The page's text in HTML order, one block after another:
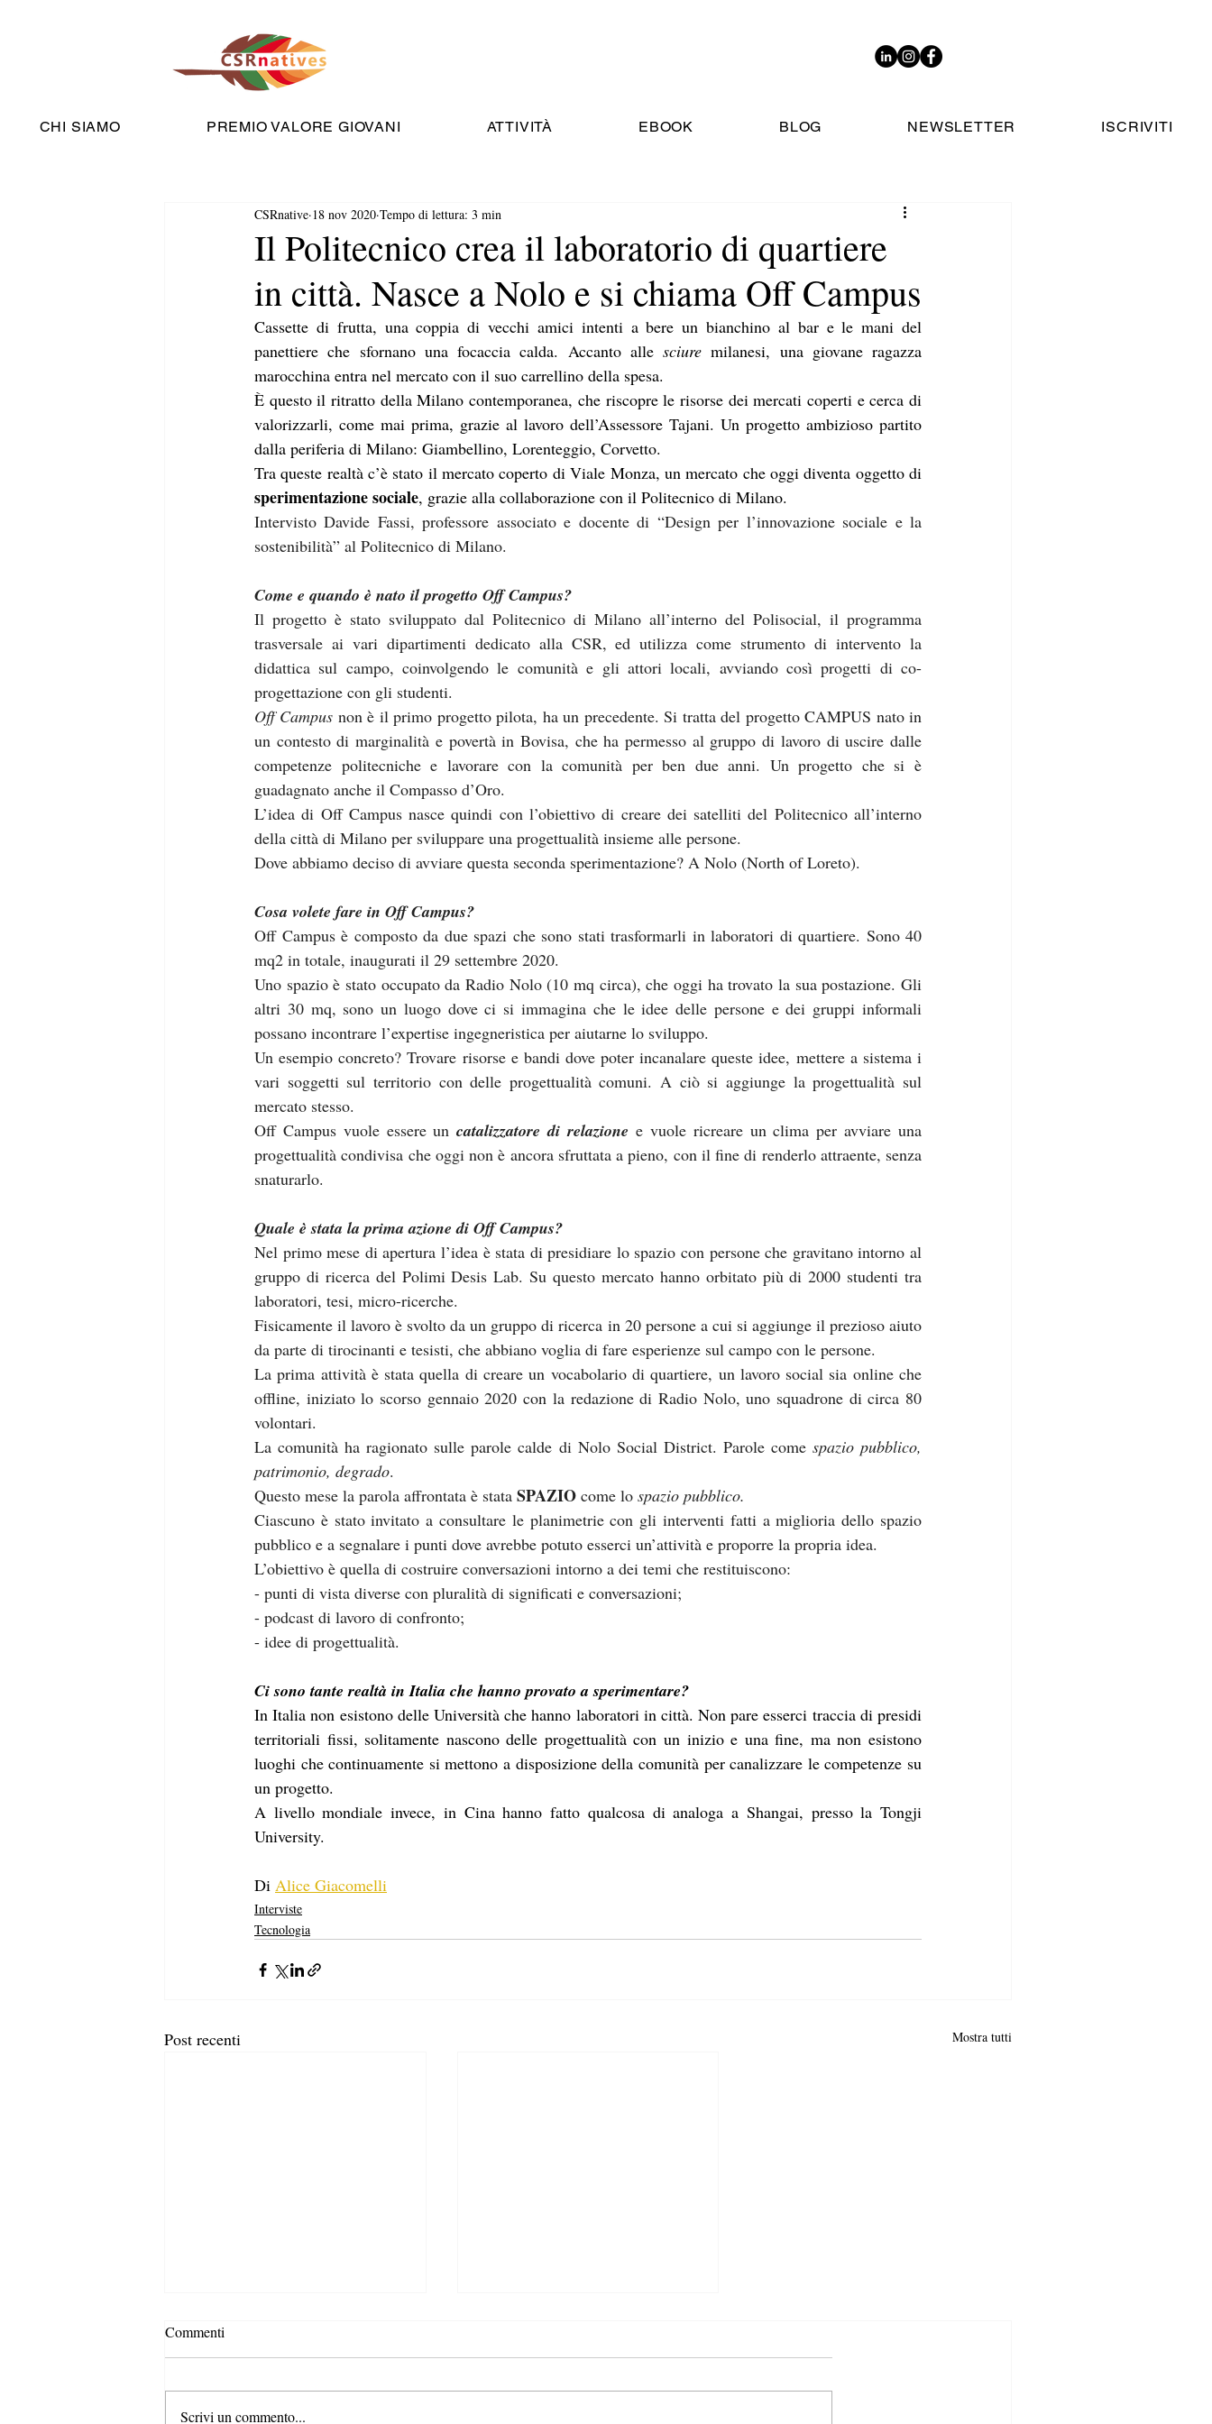
CHI SIAMO PREMIO VALORE GIOVANI ATTIVITÀ EBOOK BLOG NEWSLETTER ISCRIVITI
Il Politecnico crea il laboratorio di quartiere
in città. Nasce a Nolo e si chiama Off Campus
CSRnative 18 nov 2020 Tempo di lettura: 3 min
Cassette di frutta, una coppia di vecchi amici intenti a bere un bianchino al bar e le mani del
panettiere che sfornano una focaccia calda. Accanto alle sciure milanesi, una giovane ragazza
marocchina entra nel mercato con il suo carrellino della spesa.
È questo il ritratto della Milano contemporanea, che riscopre le risorse dei mercati coperti e cerca di
valorizzarli, come mai prima, grazie al lavoro dell’Assessore Tajani. Un progetto ambizioso partito
dalla periferia di Milano: Giambellino, Lorenteggio, Corvetto.
sperimentazione sociale, grazie alla collaborazione con il Politecnico di Milano.
Intervisto Davide Fassi, professore associato e docente di “Design per l’innovazione sociale e la
sostenibilità” al Politecnico di Milano.
Come e quando è nato il progetto Off Campus?
Il progetto è stato sviluppato dal Politecnico di Milano all’interno del Polisocial, il programma
trasversale ai vari dipartimenti dedicato alla CSR, ed utilizza come strumento di intervento la
didattica sul campo, coinvolgendo le comunità e gli attori locali, avviando così progetti di co-
progettazione con gli studenti.
Off Campus non è il primo progetto pilota, ha un precedente. Si tratta del progetto CAMPUS nato in
un contesto di marginalità e povertà in Bovisa, che ha permesso al gruppo di lavoro di uscire dalle
competenze politecniche e lavorare con la comunità per ben due anni. Un progetto che si è
guadagnato anche il Compasso d’Oro.
L’idea di Off Campus nasce quindi con l’obiettivo di creare dei satelliti del Politecnico all’interno
della città di Milano per sviluppare una progettualità insieme alle persone.
Dove abbiamo deciso di avviare questa seconda sperimentazione? A Nolo (North of Loreto).
Cosa volete fare in Off Campus?
Off Campus è composto da due spazi che sono stati trasformarli in laboratori di quartiere. Sono 40
mq2 in totale, inaugurati il 29 settembre 2020.
Uno spazio è stato occupato da Radio Nolo (10 mq circa), che oggi ha trovato la sua postazione. Gli
altri 30 mq, sono un luogo dove ci si immagina che le idee delle persone e dei gruppi informali
possano incontrare l’expertise ingegneristica per aiutarne lo sviluppo.
Un esempio concreto? Trovare risorse e bandi dove poter incanalare queste idee, mettere a sistema i
vari soggetti sul territorio con delle progettualità comuni. A ciò si aggiunge la progettualità sul
mercato stesso.
Off Campus vuole essere un catalizzatore di relazione e vuole ricreare un clima per avviare una
progettualità condivisa che oggi non è ancora sfruttata a pieno, con il fine di renderlo attraente, senza
snaturarlo.
Quale è stata la prima azione di Off Campus?
Nel primo mese di apertura l’idea è stata di presidiare lo spazio con persone che gravitano intorno al
gruppo di ricerca del Polimi Desis Lab. Su questo mercato hanno orbitato più di 2000 studenti tra
laboratori, tesi, micro-ricerche.
Fisicamente il lavoro è svolto da un gruppo di ricerca in 20 persone a cui si aggiunge il prezioso aiuto
da parte di tirocinanti e tesisti, che abbiano voglia di fare esperienze sul campo con le persone.
La prima attività è stata quella di creare un vocabolario di quartiere, un lavoro social sia online che
offline, iniziato lo scorso gennaio 2020 con la redazione di Radio Nolo, uno squadrone di circa 80
volontari.
La comunità ha ragionato sulle parole calde di Nolo Social District. Parole come spazio pubblico,
patrimonio, degrado.
Questo mese la parola affrontata è stata SPAZIO come lo spazio pubblico.
Ciascuno è stato invitato a consultare le planimetrie con gli interventi fatti a miglioria dello spazio
pubblico e a segnalare i punti dove avrebbe potuto esserci un’attività e proporre la propria idea.
L’obiettivo è quella di costruire conversazioni intorno a dei temi che restituiscono:
- punti di vista diverse con pluralità di significati e conversazioni;
- podcast di lavoro di confronto;
- idee di progettualità.
Ci sono tante realtà in Italia che hanno provato a sperimentare?
In Italia non esistono delle Università che hanno laboratori in città. Non pare esserci traccia di presidi
territoriali fissi, solitamente nascono delle progettualità con un inizio e una fine, ma non esistono
luoghi che continuamente si mettono a disposizione della comunità per canalizzare le competenze su
un progetto.
A livello mondiale invece, in Cina hanno fatto qualcosa di analoga a Shangai, presso la Tongji
University.
Di Alice Giacomelli
Interviste
Tecnologia
Post recenti Mostra tutti
Commenti
Scrivi un commento...